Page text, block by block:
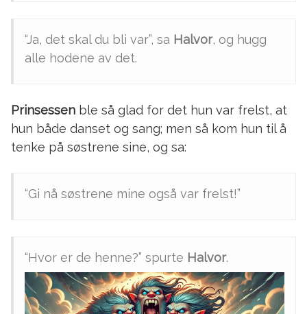
“Ja, det skal du bli var”, sa Halvor, og hugg
alle hodene av det.
Prinsessen ble så glad for det hun var frelst, at
hun både danset og sang; men så kom hun til å
tenke på søstrene sine, og sa:
“Gi nå søstrene mine også var frelst!”
“Hvor er de henne?” spurte Halvor.